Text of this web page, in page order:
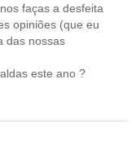
faças a desfeita
opiniões (que eu
das nossas
este ano ?